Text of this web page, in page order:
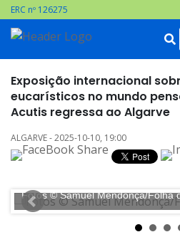
ERC nº 126275
Exposição internacional
eucarísticos no mundo
Acutis regressa ao Algarve
ALGARVE - 2025-10-10, 19:00
Fotos © Samuel Mendonça/Folha